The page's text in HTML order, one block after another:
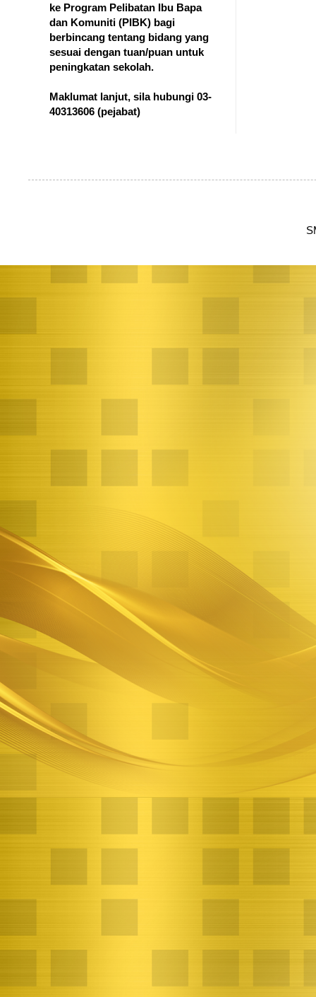
ke Program Pelibatan Ibu Bapa
dan Komuniti (PIBK) bagi
berbincang tentang bidang yang
sesuai dengan tuan/puan untuk
peningkatan sekolah.
Maklumat lanjut, sila hubungi 03-
40313606 (pejabat)